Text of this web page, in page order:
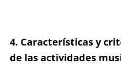
4. Características y
de las actividades